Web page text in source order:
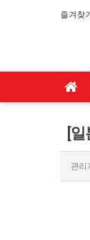
즐겨찾기
[
관리